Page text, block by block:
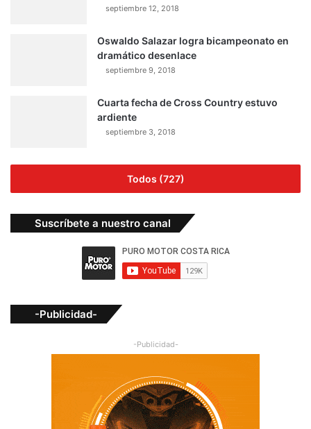
septiembre 12, 2018
Oswaldo Salazar logra bicampeonato en
dramático desenlace
septiembre 9, 2018
Cuarta fecha de Cross Country estuvo
ardiente
septiembre 3, 2018
Todos (727)
Suscríbete a nuestro canal
-Publicidad-
-Publicidad-